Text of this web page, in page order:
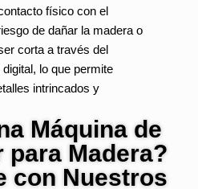
físico con el
de dañar la madera o
corta a través del
lo que permite
intrincados y
Máquina de
para Madera?
con Nuestros